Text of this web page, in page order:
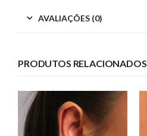
AVALIAÇÕES (0)
PRODUTOS RELACIONADOS